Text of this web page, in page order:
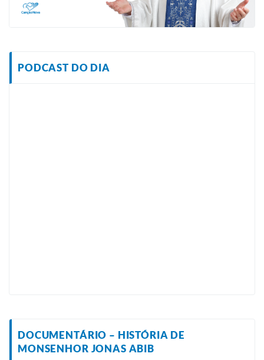
PODCAST DO DIA
DOCUMENTÁRIO – HISTÓRIA DE
MONSENHOR JONAS ABIB